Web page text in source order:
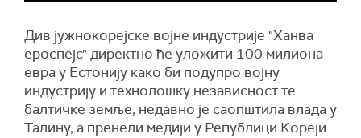
Див јужнокорејске војне индустрије "Ханва
ероспејс" директно ће уложити 100 милиона
евра у Естонију како би подупро војну
индустрију и технолошку независност те
балтичке земље, недавно је саопштила влада у
Талину, а пренели медији у Републици Кореји.